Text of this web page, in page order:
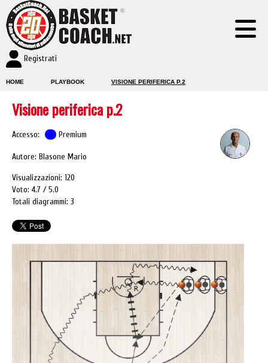
Registrati
HOME PLAYBOOK VISIONE PERIFERICA P.2
Visione periferica p.2
Accesso: Premium
Autore: Blasone Mario
Visualizzazioni: 120
Voto: 4.7
5.0
Totali diagrammi: 3